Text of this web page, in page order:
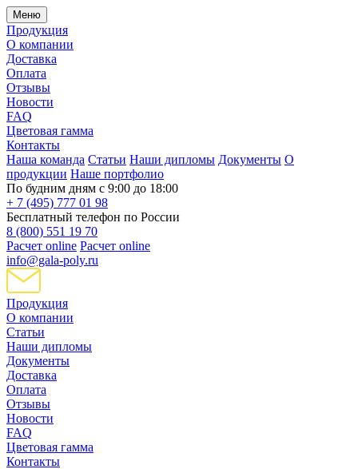
Меню
Продукция
О компании
Доставка
Оплата
Отзывы
Новости
FAQ
Цветовая гамма
Контакты
Наша команда Статьи Наши дипломы Документы О
продукции Наше портфолио
По будним дням с 9:00 до 18:00
+ 7 (495) 777 01 98
Бесплатный телефон по России
8 (800) 551 19 70
Расчет online Расчет online
info@gala-poly.ru
Продукция
О компании
Статьи
Наши дипломы
Документы
Доставка
Оплата
Отзывы
Новости
FAQ
Цветовая гамма
Контакты